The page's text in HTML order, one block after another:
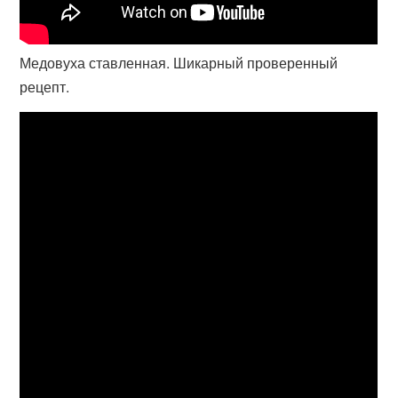
Медовуха ставленная. Шикарный проверенный
рецепт.